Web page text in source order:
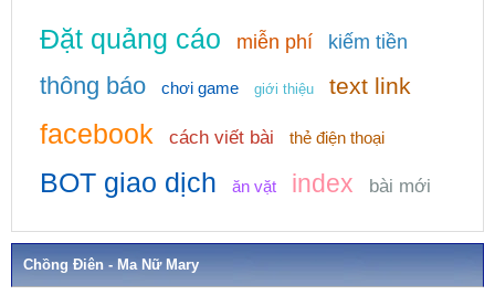
Đặt quảng cáo miễn phí kiếm tiền
thông báo chơi game giới thiệu text link
facebook cách viết bài thẻ điện thoại
BOT giao dịch ăn vặt index bài mới
Chồng Điên - Ma Nữ Mary